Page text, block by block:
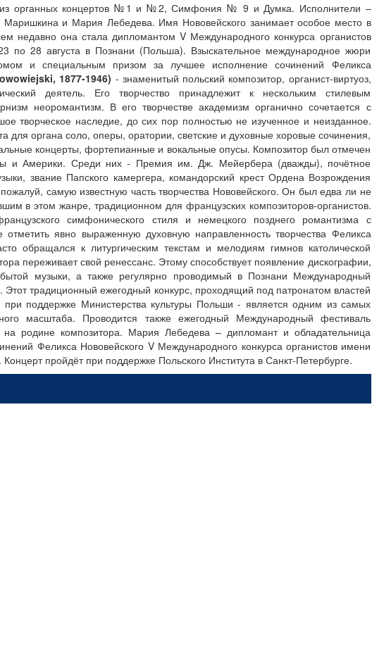
из органных концертов №1 и №2, Симфония № 9 и Думка. Исполнители –
Маришкина и Мария Лебедева. Имя Нововейского занимает особое место в
недавно она стала дипломантом V Международного конкурса органистов
по 28 августа в Познани (Польша). Взыскательное международное жюри
и специальным призом за лучшее исполнение сочинений Феликса
1877-1946) - знаменитый польский композитор, органист-виртуоз,
деятель. Его творчество принадлежит к нескольким стилевым
неоромантизм. В его творчестве академизм органично сочетается с
творческое наследие, до сих пор полностью не изученное и неизданное.
органа соло, оперы, оратории, светские и духовные хоровые сочинения,
концерты, фортепианные и вокальные опусы. Композитор был отмечен
и Америки. Среди них - Премия им. Дж. Мейербера (дважды), почётное
звание Папского камергера, командорский крест Ордена Возрождения
самую известную часть творчества Нововейского. Он был едва ли не
в этом жанре, традиционном для французских композиторов-органистов.
симфонического стиля и немецкого позднего романтизма с
явно выраженную духовную направленность творчества Феликса
обращался к литургическим текстам и мелодиям гимнов католической
переживает свой ренессанс. Этому способствует появление дискографии,
музыки, а также регулярно проводимый в Познани Международный
традиционный ежегодный конкурс, проходящий под патронатом властей
при поддержке Министерства культуры Польши - является одним из самых
масштаба. Проводится также ежегодный Международный фестиваль
родине композитора. Мария Лебедева – дипломант и обладательница
Феликса Нововейского V Международного конкурса органистов имени
пройдёт при поддержке Польского Института в Санкт-Петербурге.